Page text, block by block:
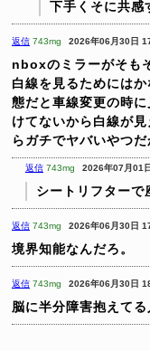
下手くそに共感
返信 743mg 2026年06月30日
nboxのミラーがそも
白線を見るためには
態だと車線変更の時に
けてないから白線が
らガチでヤバいやつだ
返信 743mg 2026年07月01
シートリフターで
返信 743mg 2026年06月30日
境界知能なんだろ。
返信 743mg 2026年06月30日
脳に半分障害抱えて